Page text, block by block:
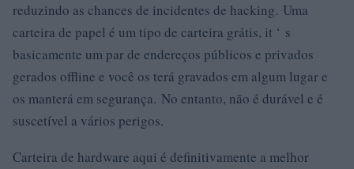
reduzindo as chances de incidentes de hacking. Uma
carteira de papel é um tipo de carteira grátis, it ‘ s
basicamente um par de endereços públicos e privados
gerados offline e você os terá gravados em algum lugar e
os manterá em segurança. No entanto, não é durável e é
suscetível a vários perigos.
Carteira de hardware aqui é definitivamente a melhor